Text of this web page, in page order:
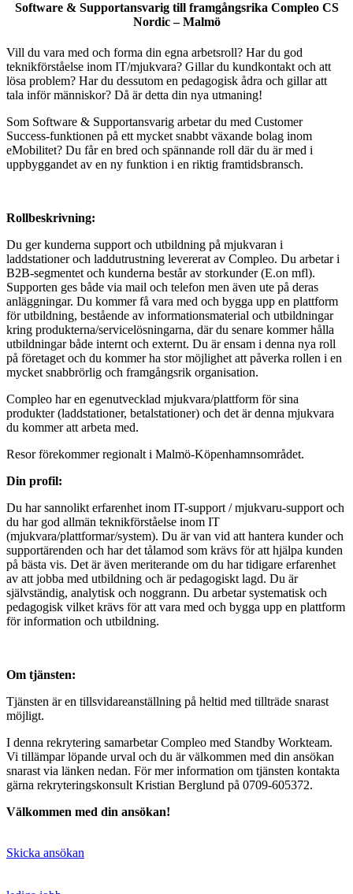
Software & Supportansvarig till framgångsrika Compleo CS
Nordic – Malmö
Vill du vara med och forma din egna arbetsroll? Har du god
teknikförståelse inom IT/mjukvara? Gillar du kundkontakt och att
lösa problem? Har du dessutom en pedagogisk ådra och gillar att
tala inför människor? Då är detta din nya utmaning!
Som Software & Supportansvarig arbetar du med Customer
Success-funktionen på ett mycket snabbt växande bolag inom
eMobilitet? Du får en bred och spännande roll där du är med i
uppbyggandet av en ny funktion i en riktig framtidsbransch.
Rollbeskrivning:
Du ger kunderna support och utbildning på mjukvaran i
laddstationer och laddutrustning levererat av Compleo. Du arbetar i
B2B-segmentet och kunderna består av storkunder (E.on mfl).
Supporten ges både via mail och telefon men även ute på deras
anläggningar. Du kommer få vara med och bygga upp en plattform
för utbildning, bestående av informationsmaterial och utbildningar
kring produkterna/servicelösningarna, där du senare kommer hålla
utbildningar både internt och externt. Du är ensam i denna nya roll
på företaget och du kommer ha stor möjlighet att påverka rollen i en
mycket snabbrörlig och framgångsrik organisation.
Compleo har en egenutvecklad mjukvara/plattform för sina
produkter (laddstationer, betalstationer) och det är denna mjukvara
du kommer att arbeta med.
Resor förekommer regionalt i Malmö-Köpenhamnsområdet.
Din profil:
Du har sannolikt erfarenhet inom IT-support / mjukvaru-support och
du har god allmän teknikförståelse inom IT
(mjukvara/plattformar/system). Du är van vid att hantera kunder och
supportärenden och har det tålamod som krävs för att hjälpa kunden
på bästa vis. Det är även meriterande om du har tidigare erfarenhet
av att jobba med utbildning och är pedagogiskt lagd. Du är
självständig, analytisk och noggrann. Du arbetar systematisk och
pedagogisk vilket krävs för att vara med och bygga upp en plattform
för information och utbildning.
Om tjänsten:
Tjänsten är en tillsvidareanställning på heltid med tillträde snarast
möjligt.
I denna rekrytering samarbetar Compleo med Standby Workteam.
Vi tillämpar löpande urval och du är välkommen med din ansökan
snarast via länken nedan. För mer information om tjänsten kontakta
gärna rekryteringskonsult Kristian Berglund på 0709-605372.
Välkommen med din ansökan!
Skicka ansökan